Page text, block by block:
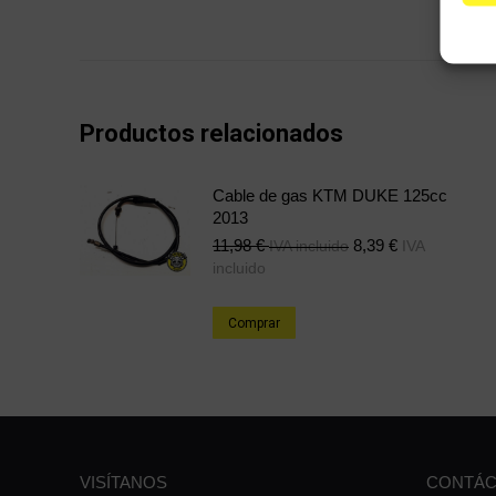
Productos relacionados
Cable de gas KTM DUKE 125cc
2013
11,98€ IVA incluido 8,39 € IVA
incluido
Comprar
VISÍTANOS